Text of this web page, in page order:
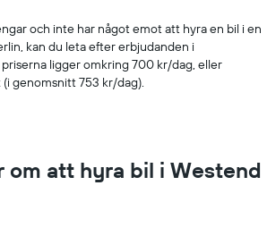
och inte har något emot att hyra en bil i en
kan du leta efter erbjudanden i
ligger omkring 700 kr/dag, eller
genomsnitt 753 kr/dag).
om att hyra bil i Westend